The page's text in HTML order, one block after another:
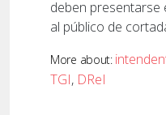
deben presentarse
al público de
More about:
TGI, DReI